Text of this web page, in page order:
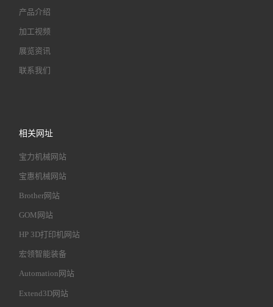
产品介绍
加工视频
展览资讯
联系我们
相关网址
宝力机械网站
宝惠机械网站
Brother网站
GOM网站
HP 3D打印机网站
宏领智能装备
Automation网站
Extend3D网站